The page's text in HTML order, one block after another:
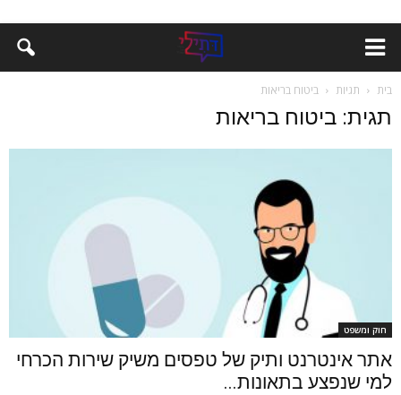
בית תגיות ביטוח בריאות
תגית: ביטוח בריאות
חוק ומשפט
אתר אינטרנט ותיק של טפסים משיק שירות הכרחי
למי שנפצע בתאונות...